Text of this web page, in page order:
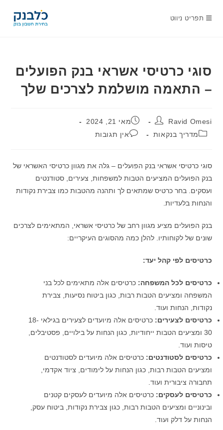
תפריט ניווט
סוגי כרטיסי אשראי בנק הפועלים
– התאמה מושלמת לצרכים שלך
מחבר:
Ravid Omesi פורסם:
מאי 21, 2024
קטגוריה:
מדריך בנקאות תגובות:אין תגובות
סוגי כרטיסי אשראי בנק הפועלים – גלה את מגוון כרטיסי האשראי של
בנק הפועלים המציעים הטבות למשפחות, צעירים, סטודנטים
ועסקים. בחר כרטיס שמתאים לך ותהנה מהטבות כמו צבירת נקודות
והנחות בלעדיות.
בנק הפועלים מציע מגוון רחב של כרטיסי אשראי, המתאימים לצרכים
שונים של לקוחותיו. להלן כמה מהסוגים העיקריים:
כרטיסים לפי קהל יעד:
כרטיסים לכל המשפחה: כרטיסים אלה מתאימים לכל בני
המשפחה ומציעים הטבות רבות, כגון ביטוח נסיעות, צבירת
נקודות, הנחות ועוד.
כרטיסים לצעירים:
כרטיסים אלה מיועדים לצעירים בגילאי 18-
30 ומציעים הטבות ייחודיות, כגון הנחות על בילויים, פסטיבלים,
טיסות ועוד.
כרטיסים לסטודנטים: כרטיסים אלה מיועדים לסטודנטים
ומציעים הטבות רבות, כגון הנחות על לימודים, ציוד אקדמי,
תחבורה ציבורית ועוד.
כרטיסים לעסקים: כרטיסים אלה מיועדים לעסקים קטנים
ובינוניים ומציעים הטבות רבות, כגון צבירת נקודות, ביטוח עסק,
הנחות על דלק ועוד.